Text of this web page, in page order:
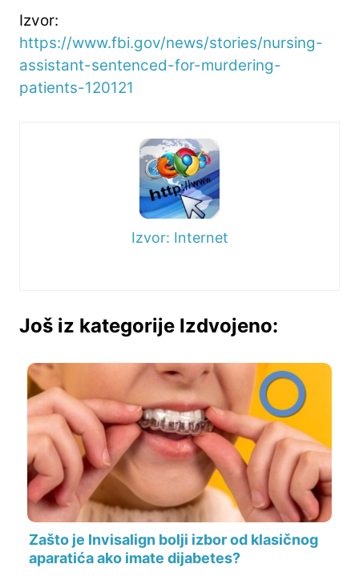
Izvor:
https://www.fbi.gov/news/stories/nursing-
assistant-sentenced-for-murdering-
patients-120121
Izvor: Internet
Još iz kategorije Izdvojeno:
Zašto je Invisalign bolji izbor od klasičnog
aparatića ako imate dijabetes?